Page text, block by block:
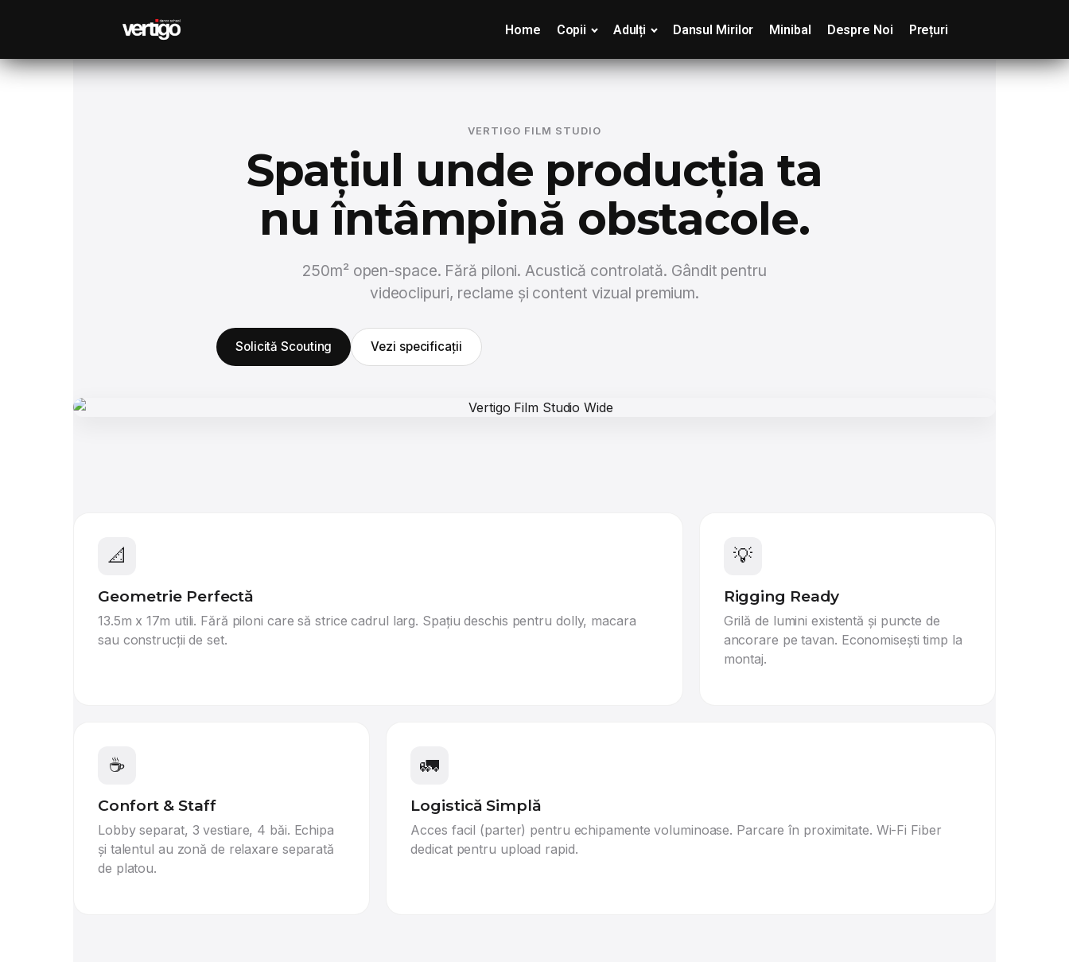
Home Copii Adulți Dansul Mirilor Minibal Despre Noi Prețuri
VERTIGO FILM STUDIO
Spațiul unde producția ta
nu întâmpină obstacole.
250m² open-space. Fără piloni. Acustică controlată. Gândit pentru
videoclipuri, reclame și content vizual premium.
Solicită Scouting Vezi specificații
📐
Geometrie Perfectă
13.5m x 17m utili. Fără piloni care să strice cadrul larg. Spațiu deschis pentru dolly, macara
sau construcții de set.
💡
Rigging Ready
Grilă de lumini existentă și puncte de
ancorare pe tavan. Economisești timp la
montaj.
☕
Confort & Staff
Lobby separat, 3 vestiare, 4 băi. Echipa
și talentul au zonă de relaxare separată
de platou.
🚛
Logistică Simplă
Acces facil (parter) pentru echipamente voluminoase. Parcare în proximitate. Wi-Fi Fiber
dedicat pentru upload rapid.